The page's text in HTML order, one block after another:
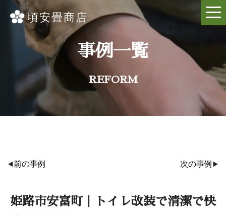
事例一覧
REFORM
前の事例 次の事例
姫路市安富町｜トイレ改装で清潔で快